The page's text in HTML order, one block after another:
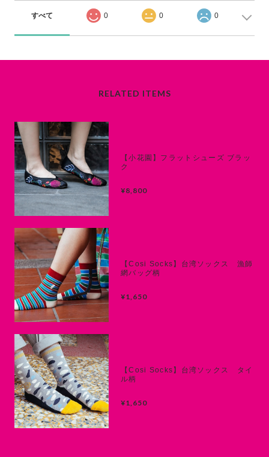
すべて 0 0 0
RELATED ITEMS
【小花園】フラットシューズ ブラッ
ク
¥8,800
【Cosi Socks】台湾ソックス 漁師
網バッグ柄
¥1,650
【Cosi Socks】台湾ソックス タイ
ル柄
¥1,650